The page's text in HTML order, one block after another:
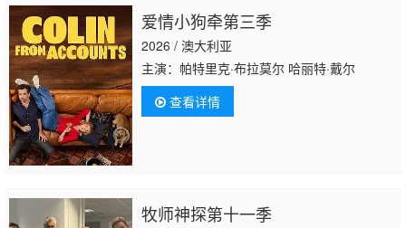
爱情小狗牵第三季
2026 / 澳大利亚
主演：帕特里克·布拉莫尔 哈丽特·戴尔
查看详情
牧师神探第十一季